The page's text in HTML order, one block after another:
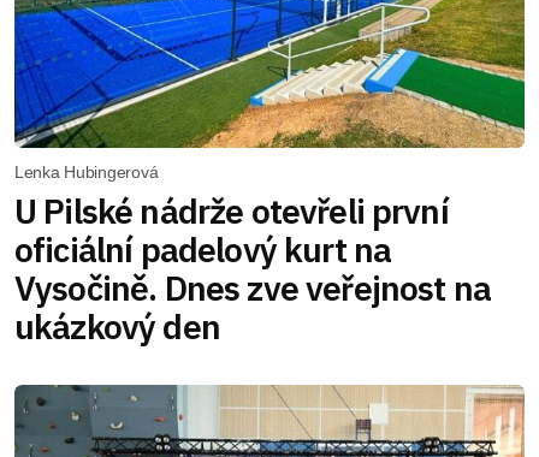
Lenka Hubingerová
U Pilské nádrže otevřeli první
oficiální padelový kurt na
Vysočině. Dnes zve veřejnost na
ukázkový den